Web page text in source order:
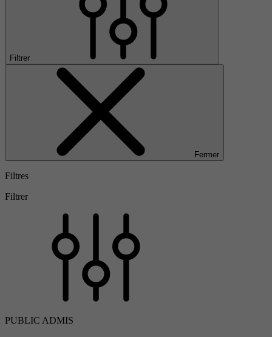
Filtrer
Fermer
Filtres
Filtrer
PUBLIC ADMIS